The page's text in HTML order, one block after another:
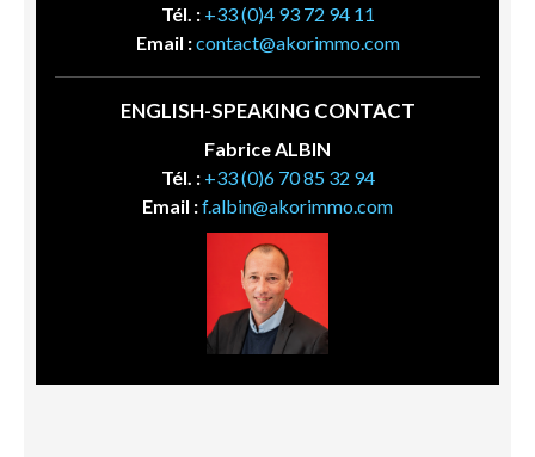
Tél. : +33 (0)4 93 72 94 11
Email :contact@akorimmo.com
ENGLISH-SPEAKING CONTACT
Fabrice ALBIN
Tél. : +33 (0)6 70 85 32 94
Email :f.albin@akorimmo.com